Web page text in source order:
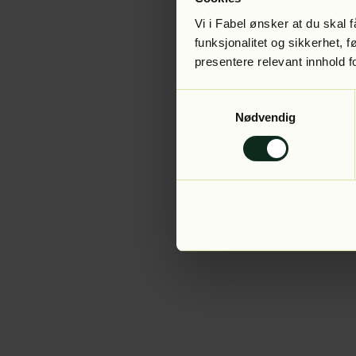
Vi i Fabel ønsker at du skal
funksjonalitet og sikkerhet,
presentere relevant innhold
Nødvendig
Application